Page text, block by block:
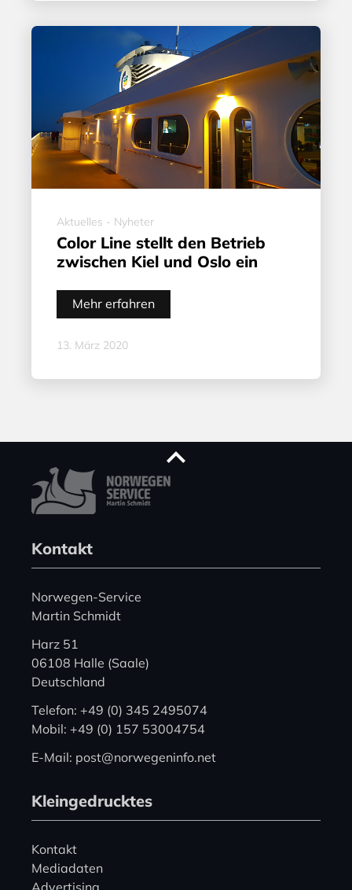
Aktuelles - Nyheter
Color Line stellt den Betrieb
zwischen Kiel und Oslo ein
Mehr erfahren
13. März 2020
Kontakt
Norwegen-Service
Martin Schmidt
Harz 51
06108 Halle (Saale)
Deutschland
Telefon: +49 (0) 345 2495074
Mobil: +49 (0) 157 53004754
E-Mail: post@norwegeninfo.net
Kleingedrucktes
Kontakt
Mediadaten